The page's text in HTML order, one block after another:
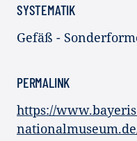
SYSTEMATIK
Gefäß -
PERMALINK
https://